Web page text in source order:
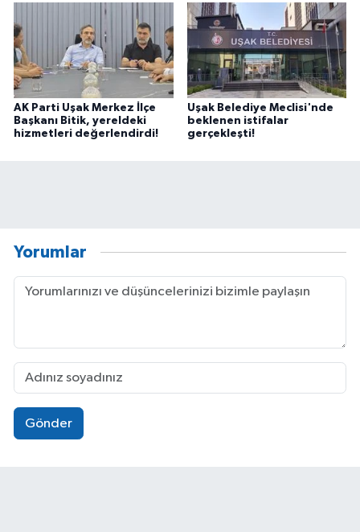
AK Parti Uşak Merkez İlçe
Başkanı Bitik, yereldeki
hizmetleri değerlendirdi!
Uşak Belediye Meclisi'nde
beklenen istifalar
gerçekleşti!
Yorumlar
Gönder